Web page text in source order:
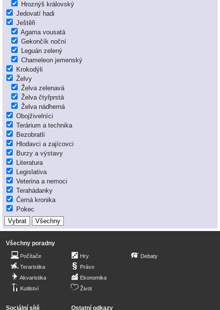
Hroznýš královský
Jedovatí hadi
Ještěři
Agama vousatá
Gekončík noční
Leguán zelený
Chameleon jemenský
Krokodýli
Želvy
Želva zelenavá
Želva čtyřprstá
Želva nádherná
Obojživelníci
Terárium a technika
Bezobratlí
Hlodavci a zajícovci
Burzy a výstavy
Literatura
Legislativa
Veterina a nemoci
Terahádanky
Černá kronika
Pokec
Všechny poradny
Počítače
Teraristika
Akvaristika
Kutilství
Hry
Právo
Ekonomika
Život
Debaty
Sociální sítě Ostatní odkazy